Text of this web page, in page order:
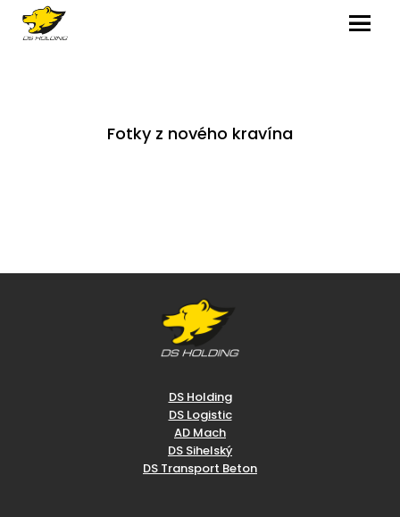
MENU
Fotky z nového kravína
DS Holding
DS Logistic
AD Mach
DS Sihelský
DS Transport Beton